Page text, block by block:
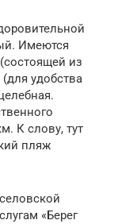
Имеются
из
удобства
К слову, тут
пляж
«Берег